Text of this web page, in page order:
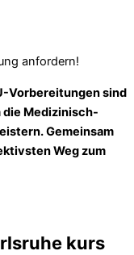
anfordern!
Vorbereitungen sind
die Medizinisch-
Gemeinsam
Weg zum
kurs